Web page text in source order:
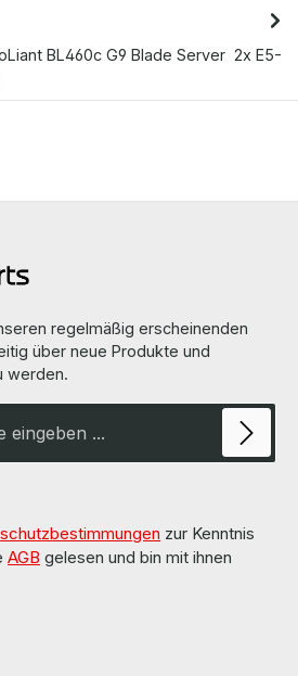
BL460c G9 Blade Server 2x E5-
regelmäßig erscheinenden
über neue Produkte und
werden.
zur Kenntnis
AGB gelesen und bin mit ihnen